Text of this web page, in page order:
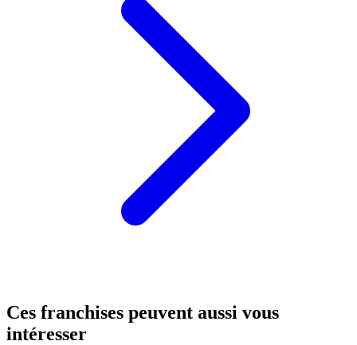
Ces franchises peuvent aussi vous
intéresser